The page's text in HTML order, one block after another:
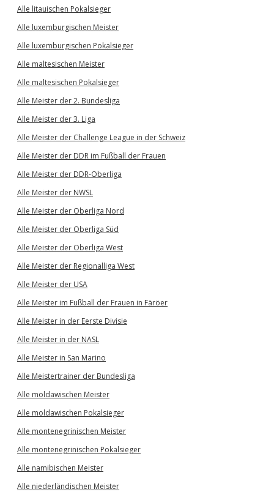
Alle litauischen Pokalsieger
Alle luxemburgischen Meister
Alle luxemburgischen Pokalsieger
Alle maltesischen Meister
Alle maltesischen Pokalsieger
Alle Meister der 2. Bundesliga
Alle Meister der 3. Liga
Alle Meister der Challenge League in der Schweiz
Alle Meister der DDR im Fußball der Frauen
Alle Meister der DDR-Oberliga
Alle Meister der NWSL
Alle Meister der Oberliga Nord
Alle Meister der Oberliga Süd
Alle Meister der Oberliga West
Alle Meister der Regionalliga West
Alle Meister der USA
Alle Meister im Fußball der Frauen in Färöer
Alle Meister in der Eerste Divisie
Alle Meister in der NASL
Alle Meister in San Marino
Alle Meistertrainer der Bundesliga
Alle moldawischen Meister
Alle moldawischen Pokalsieger
Alle montenegrinischen Meister
Alle montenegrinischen Pokalsieger
Alle namibischen Meister
Alle niederländischen Meister